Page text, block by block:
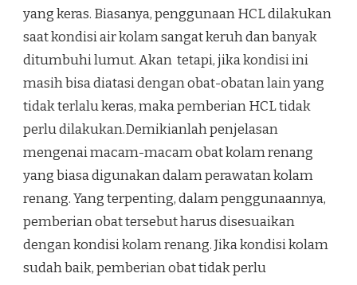
yang keras. Biasanya, penggunaan HCL dilakukan
saat kondisi air kolam sangat keruh dan banyak
ditumbuhi lumut. Akan tetapi, jika kondisi ini
masih bisa diatasi dengan obat-obatan lain yang
tidak terlalu keras, maka pemberian HCL tidak
perlu dilakukan.Demikianlah penjelasan
mengenai macam-macam obat kolam renang
yang biasa digunakan dalam perawatan kolam
renang. Yang terpenting, dalam penggunaannya,
pemberian obat tersebut harus disesuaikan
dengan kondisi kolam renang. Jika kondisi kolam
sudah baik, pemberian obat tidak perlu